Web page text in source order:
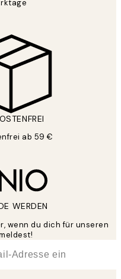
ab 59 €
WERDEN
wenn du dich für unseren